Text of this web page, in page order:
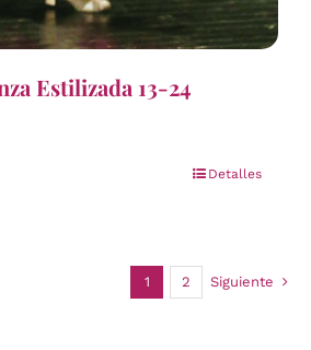
Estilizada 13-24
Detalles
1 2 Siguiente